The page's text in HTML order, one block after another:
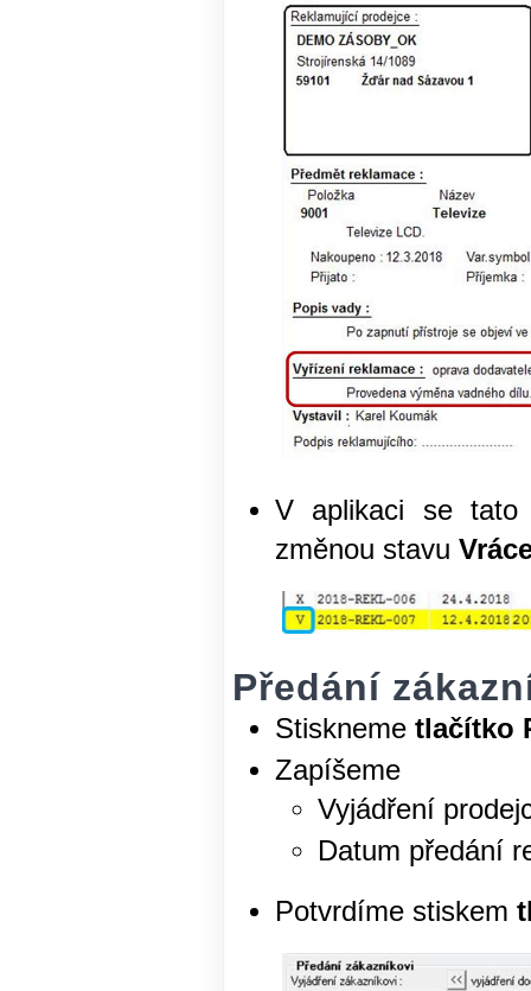
V aplikaci se tato
změnou stavu
Předání
Stiskneme tlačítko
Zapíšeme
Vyjádření
Datum předání
Potvrdíme stiskem